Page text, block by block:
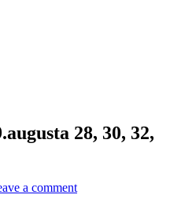
28, 30, 32,
a comment